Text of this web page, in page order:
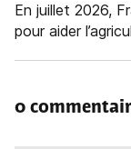
En juillet 2026,
pour aider
0